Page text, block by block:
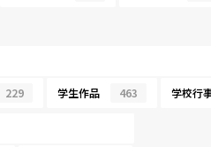
229 学生作品 463 学校行